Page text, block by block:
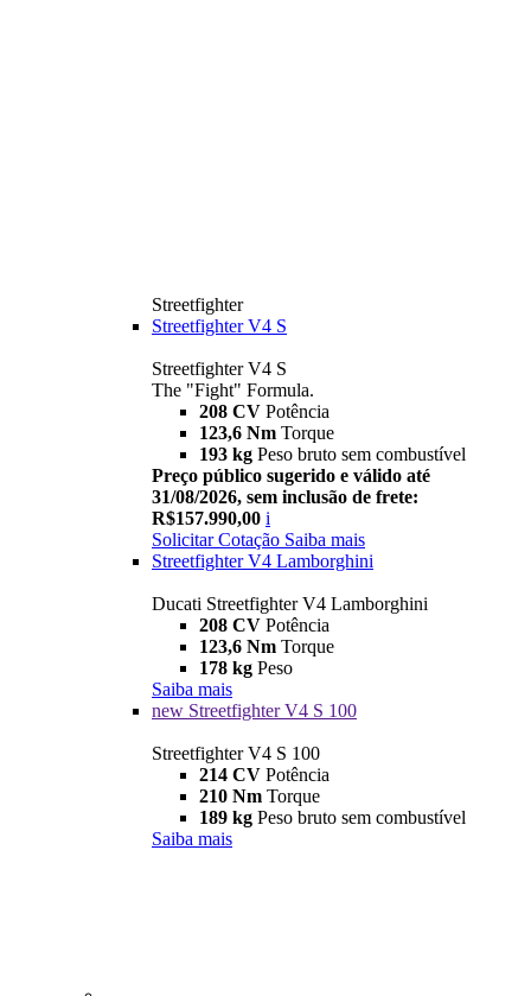
Streetfighter
Streetfighter V4 S
Streetfighter V4 S
The "Fight" Formula.
208 CV Potência
123,6 Nm Torque
193 kg Peso bruto sem combustível
Preço público sugerido e válido até
31/08/2026, sem inclusão de frete:
R$157.990,00 i
Solicitar Cotação Saiba mais
Streetfighter V4 Lamborghini
Ducati Streetfighter V4 Lamborghini
208 CV Potência
123,6 Nm Torque
178 kg Peso
Saiba mais
new Streetfighter V4 S 100
Streetfighter V4 S 100
214 CV Potência
210 Nm Torque
189 kg Peso bruto sem combustível
Saiba mais